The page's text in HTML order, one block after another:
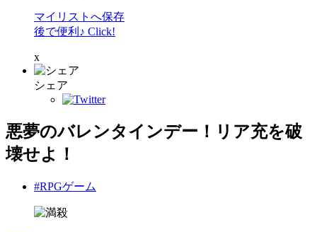
マイリストへ保存
後で便利♪ Click!
x
シェア
悪夢のバレンタインデー！リア充を破
壊せよ！
#RPGゲーム